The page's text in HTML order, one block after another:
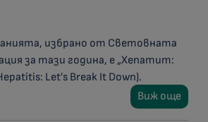
избрано от Световната
за тази година, е „Хепатит:
Let’s Break It Down).
Виж още